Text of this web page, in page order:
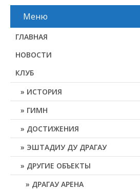
Меню
ГЛАВНАЯ
НОВОСТИ
КЛУБ
ИСТОРИЯ
ГИМН
ДОСТИЖЕНИЯ
ЭШТАДИУ ДУ ДРАГАУ
ДРУГИЕ ОБЪЕКТЫ
ДРАГАУ АРЕНА